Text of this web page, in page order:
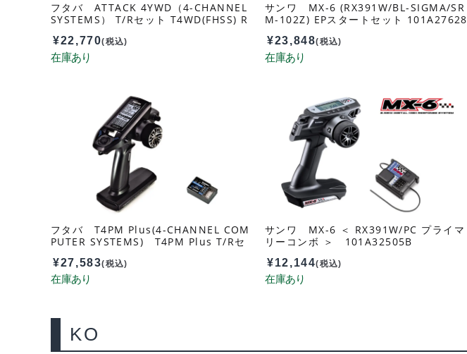
フタバ ATTACK 4YWD（4-CHANNEL
SYSTEMS） T/Rセット T4WD(FHSS) R
037160
¥22,770(税込)
サンワ MX-6 (RX391W/BL-SIGMA/SR
M-102Z) EPスタートセット 101A27628
¥23,848(税込)
フタバ T4PM Plus(4-CHANNEL COM
PUTER SYSTEMS) T4PM Plus T/Rセ
¥27,583(税込)
サンワ MX-6 ＜ RX391W/PC プライマ
リーコンボ ＞ 101A32505B
¥12,144(税込)
KO